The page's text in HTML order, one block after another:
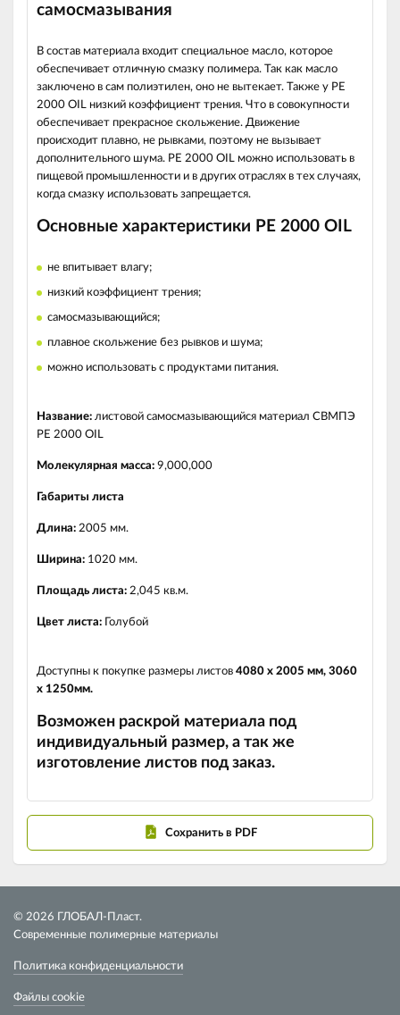
самосмазывания
В состав материала входит специальное масло, которое
обеспечивает отличную смазку полимера. Так как масло
заключено в сам полиэтилен, оно не вытекает. Также у РЕ
2000 OIL низкий коэффициент трения. Что в совокупности
обеспечивает прекрасное скольжение. Движение
происходит плавно, не рывками, поэтому не вызывает
дополнительного шума. РЕ 2000 OIL можно использовать в
пищевой промышленности и в других отраслях в тех случаях,
когда смазку использовать запрещается.
Основные характеристики РЕ 2000 OIL
не впитывает влагу;
низкий коэффициент трения;
самосмазывающийся;
плавное скольжение без рывков и шума;
можно использовать с продуктами питания.
Название: листовой самосмазывающийся материал СВМПЭ
PE 2000 OIL
Молекулярная масса: 9,000,000
Габариты листа
Длина: 2005 мм.
Ширина: 1020 мм.
Площадь листа: 2,045 кв.м.
Цвет листа: Голубой
Доступны к покупке размеры листов 4080 х 2005 мм, 3060
х 1250мм.
Возможен раскрой материала под
индивидуальный размер, а так же
изготовление листов под заказ.
Сохранить в PDF
© 2026 ГЛОБАЛ-Пласт.
Современные полимерные материалы
Политика конфиденциальности
Файлы cookie